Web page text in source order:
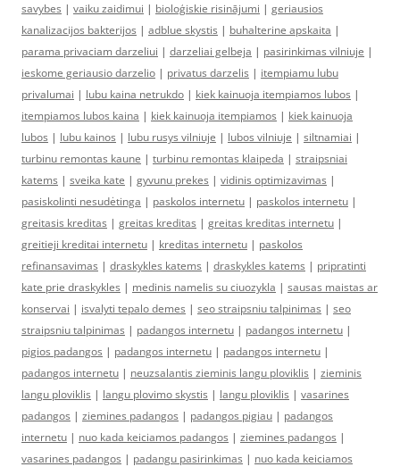
savybes | vaiku zaidimui | bioloģiskie risinājumi | geriausios
kanalizacijos bakterijos | adblue skystis | buhalterine apskaita |
parama privaciam darzeliui | darzeliai gelbeja | pasirinkimas vilniuje |
ieskome geriausio darzelio | privatus darzelis | itempiamu lubu
privalumai | lubu kaina netrukdo | kiek kainuoja itempiamos lubos |
itempiamos lubos kaina | kiek kainuoja itempiamos | kiek kainuoja
lubos | lubu kainos | lubu rusys vilniuje | lubos vilniuje | siltnamiai |
turbinu remontas kaune | turbinu remontas klaipeda | straipsniai
katems | sveika kate | gyvunu prekes | vidinis optimizavimas |
pasiskolinti nesudėtinga | paskolos internetu | paskolos internetu |
greitasis kreditas | greitas kreditas | greitas kreditas internetu |
greitieji kreditai internetu | kreditas internetu | paskolos
refinansavimas | draskykles katems | draskykles katems | pripratinti
kate prie draskykles | medinis namelis su ciuozykla | sausas maistas ar
konservai | isvalyti tepalo demes | seo straipsniu talpinimas | seo
straipsniu talpinimas | padangos internetu | padangos internetu |
pigios padangos | padangos internetu | padangos internetu |
padangos internetu | neuzsalantis zieminis langu ploviklis | zieminis
langu ploviklis | langu plovimo skystis | langu ploviklis | vasarines
padangos | ziemines padangos | padangos pigiau | padangos
internetu | nuo kada keiciamos padangos | ziemines padangos |
vasarines padangos | padangu pasirinkimas | nuo kada keiciamos